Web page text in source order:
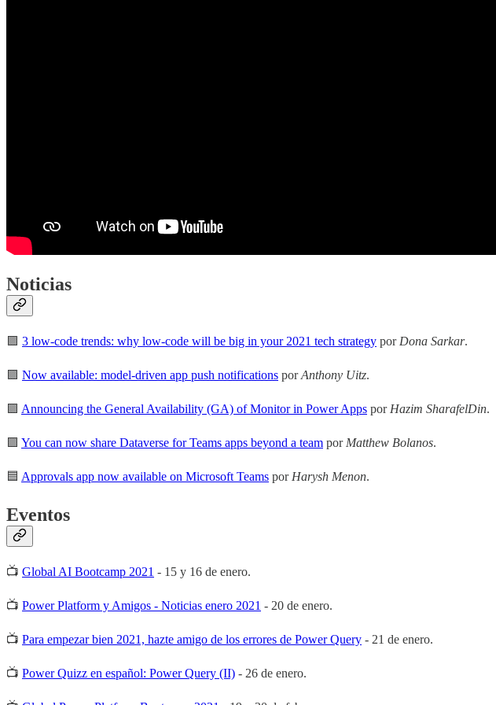
Noticias
🟪 3 low-code trends: why low-code will be big in your 2021 tech strategy por Dona Sarkar.
🟪 Now available: model-driven app push notifications porAnthony Uitz.
🟪 Announcing the General Availability (GA) of Monitor in Power Apps por Hazim SharafelDin.
🟪 You can now share Dataverse for Teams apps beyond a team por Matthew Bolanos.
🟦 Approvals app now available on Microsoft Teams por Harysh Menon.
Eventos
📺 Global AI Bootcamp 2021 - 15 y 16 de enero.
📺 Power Platform y Amigos - Noticias enero 2021 - 20 de enero.
📺 Para empezar bien 2021, hazte amigo de los errores de Power Query - 21 de enero.
📺 Power Quizz en español: Power Query (II) - 26 de enero.